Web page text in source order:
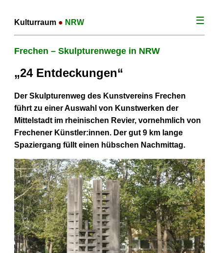
Kulturraum ● NRW ☰
Frechen – Skulpturenwege in NRW
„24 Entdeckungen“
Der Skulpturenweg des Kunstvereins Frechen
führt zu einer Auswahl von Kunstwerken der
Mittelstadt im rheinischen Revier, vornehmlich von
Frechener Künstler:innen. Der gut 9 km lange
Spaziergang füllt einen hübschen Nachmittag.